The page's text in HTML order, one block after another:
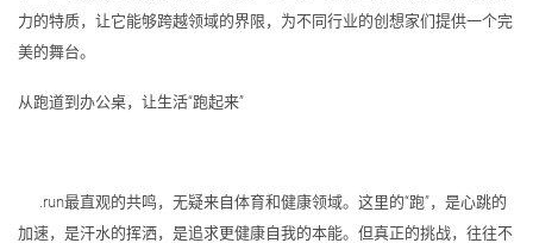
力的特质，让它能够跨越领域的界限，为不同行业的创想家们提供一个完
美的舞台。
从跑道到办公桌，让生活“跑起来”
.run最直观的共鸣，无疑来自体育和健康领域。这里的“跑”，是心跳的
加速，是汗水的挥洒，是追求更健康自我的本能。但真正的挑战，往往不